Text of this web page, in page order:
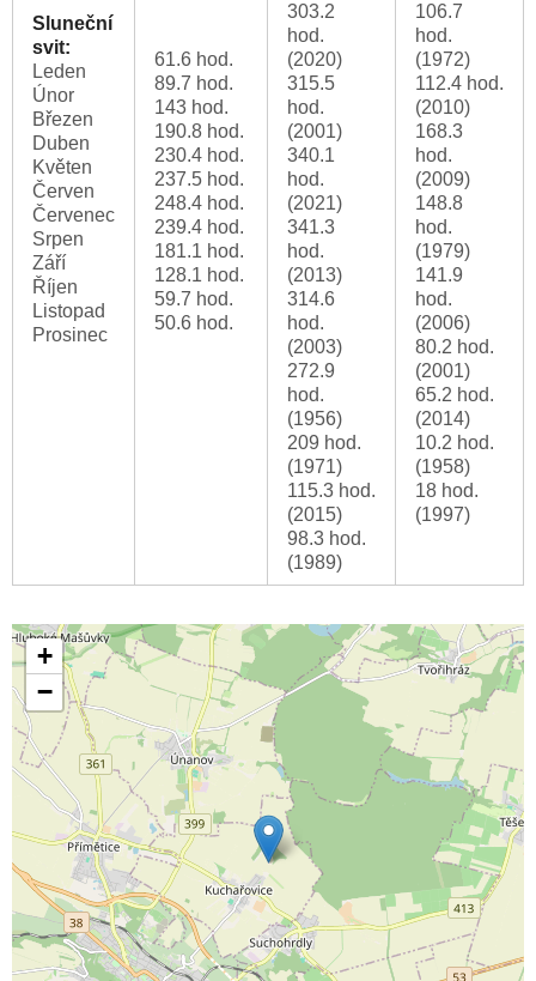
Sluneční
svit:
Leden
Únor
Březen
Duben
Květen
Červen
Červenec
Srpen
Září
Říjen
Listopad
Prosinec
61.6 hod.
89.7 hod.
143 hod.
190.8 hod.
230.4 hod.
237.5 hod.
248.4 hod.
239.4 hod.
181.1 hod.
128.1 hod.
59.7 hod.
50.6 hod.
303.2
hod.
(2020)
315.5
hod.
(2001)
340.1
hod.
(2021)
341.3
hod.
(2013)
314.6
hod.
(2003)
272.9
hod.
(1956)
209 hod.
(1971)
115.3 hod.
(2015)
98.3 hod.
(1989)
106.7
hod.
(1972)
112.4 hod.
(2010)
168.3
hod.
(2009)
148.8
hod.
(1979)
141.9
hod.
(2006)
80.2 hod.
(2001)
65.2 hod.
(2014)
10.2 hod.
(1958)
18 hod.
(1997)
+
−